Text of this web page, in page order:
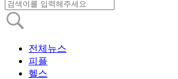
전체뉴스
피플
헬스